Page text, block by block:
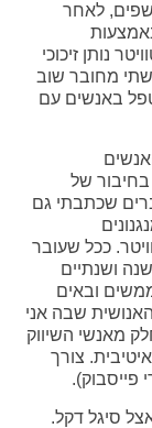
לאחר
נותן זיכוכי
מחובר שוב
באנשים עם
של
שכתבתי גם
ככל שעובר
ושנתיים
ובאים
שבה אני
מאנשי השיווק
צורך
פייסבוק).
סיגל דקל.